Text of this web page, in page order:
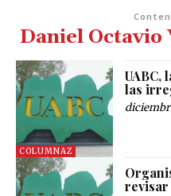
Daniel Octavio
COLUMNAZ
UABC,
las
revisar